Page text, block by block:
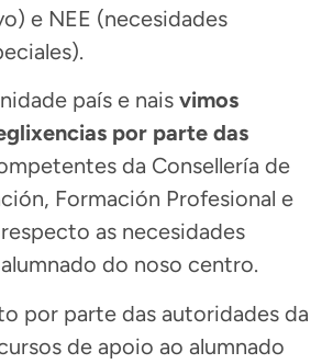
e NEE (necesidades
país e nais vimos
por parte das
da Consellería de
Formación Profesional e
as necesidades
do noso centro.
por parte das autoridades da
de apoio ao alumnado